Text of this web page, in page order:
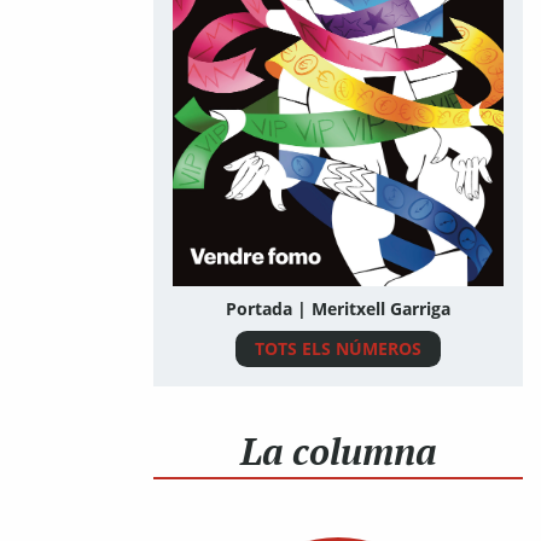
Portada | Meritxell Garriga
TOTS ELS NÚMEROS
La columna